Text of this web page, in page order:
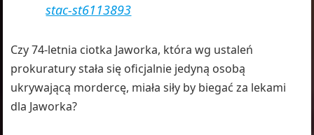
stac-st6113893
Czy 74-letnia ciotka Jaworka, która wg ustaleń
prokuratury stała się oficjalnie jedyną osobą
ukrywającą mordercę, miała siły by biegać za lekami
dla Jaworka?